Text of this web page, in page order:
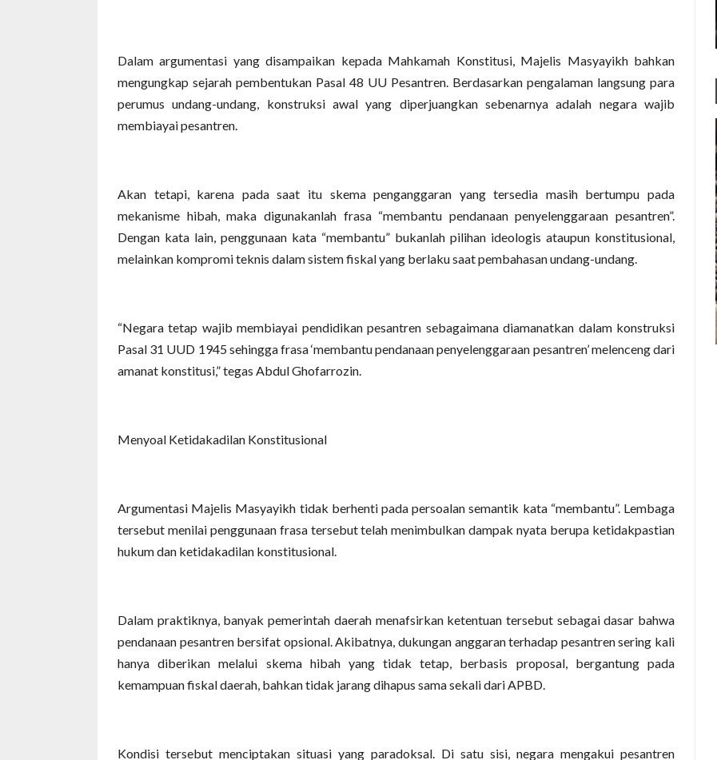
Dalam argumentasi yang disampaikan kepada Mahkamah Konstitusi, Majelis Masyayikh bahkan
mengungkap sejarah pembentukan Pasal 48 UU Pesantren. Berdasarkan pengalaman langsung para
perumus undang-undang, konstruksi awal yang diperjuangkan sebenarnya adalah negara wajib
membiayai pesantren.
Akan tetapi, karena pada saat itu skema penganggaran yang tersedia masih bertumpu pada
mekanisme hibah, maka digunakanlah frasa “membantu pendanaan penyelenggaraan pesantren”.
Dengan kata lain, penggunaan kata “membantu” bukanlah pilihan ideologis ataupun konstitusional,
melainkan kompromi teknis dalam sistem fiskal yang berlaku saat pembahasan undang-undang.
“Negara tetap wajib membiayai pendidikan pesantren sebagaimana diamanatkan dalam konstruksi
Pasal 31 UUD 1945 sehingga frasa ‘membantu pendanaan penyelenggaraan pesantren’ melenceng dari
amanat konstitusi,” tegas Abdul Ghofarrozin.
Menyoal Ketidakadilan Konstitusional
Argumentasi Majelis Masyayikh tidak berhenti pada persoalan semantik kata “membantu”. Lembaga
tersebut menilai penggunaan frasa tersebut telah menimbulkan dampak nyata berupa ketidakpastian
hukum dan ketidakadilan konstitusional.
Dalam praktiknya, banyak pemerintah daerah menafsirkan ketentuan tersebut sebagai dasar bahwa
pendanaan pesantren bersifat opsional. Akibatnya, dukungan anggaran terhadap pesantren sering kali
hanya diberikan melalui skema hibah yang tidak tetap, berbasis proposal, bergantung pada
kemampuan fiskal daerah, bahkan tidak jarang dihapus sama sekali dari APBD.
Kondisi tersebut menciptakan situasi yang paradoksal. Di satu sisi, negara mengakui pesantren